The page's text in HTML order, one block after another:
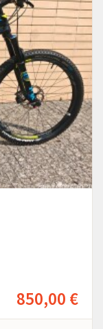
850,00 €